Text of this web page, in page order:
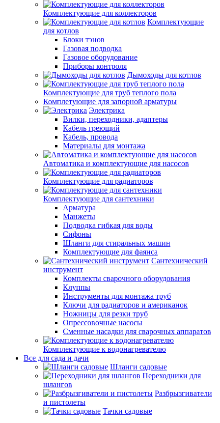
Комплектующие для коллекторов
Комплектующие
для котлов
Блоки тэнов
Газовая подводка
Газовое оборудование
Приборы контроля
Дымоходы для котлов
Комплектующие для труб теплого пола
Комплетующие для запорной арматуры
Электрика
Вилки, переходники, адаптеры
Кабель греющий
Кабель, провода
Материалы для монтажа
Автоматика и комплектующие для насосов
Комплектующие для радиаторов
Комплектующие для сантехники
Арматура
Манжеты
Подводка гибкая для воды
Сифоны
Шланги для стиральных машин
Комплектующие для фаянса
Сантехнический
инструмент
Комплекты сварочного оборудования
Клуппы
Инструменты для монтажа труб
Ключи для радиаторов и американок
Ножницы для резки труб
Опрессовочные насосы
Сменные насадки для сварочных аппаратов
Комплектующие к водонагревателю
Все для сада и дачи
Шланги садовые
Переходники для
шлангов
Разбрызгиватели
и пистолеты
Тачки садовые